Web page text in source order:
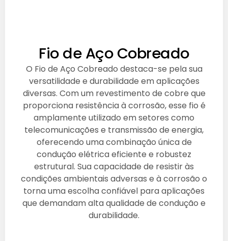
Fio de Aço Cobreado
O Fio de Aço Cobreado destaca-se pela sua
versatilidade e durabilidade em aplicações
diversas. Com um revestimento de cobre que
proporciona resistência à corrosão, esse fio é
amplamente utilizado em setores como
telecomunicações e transmissão de energia,
oferecendo uma combinação única de
condução elétrica eficiente e robustez
estrutural. Sua capacidade de resistir às
condições ambientais adversas e à corrosão o
torna uma escolha confiável para aplicações
que demandam alta qualidade de condução e
durabilidade.